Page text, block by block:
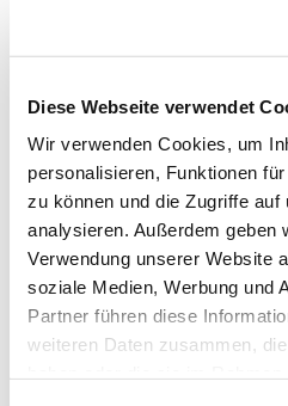
Diese Webseite verwendet
Wir verwenden Cookies, um
personalisieren, Funktionen
zu können und die Zugriffe auf
analysieren. Außerdem geben
Verwendung unserer Website
soziale Medien, Werbung und
Partner führen diese
weiteren Daten zusammen,